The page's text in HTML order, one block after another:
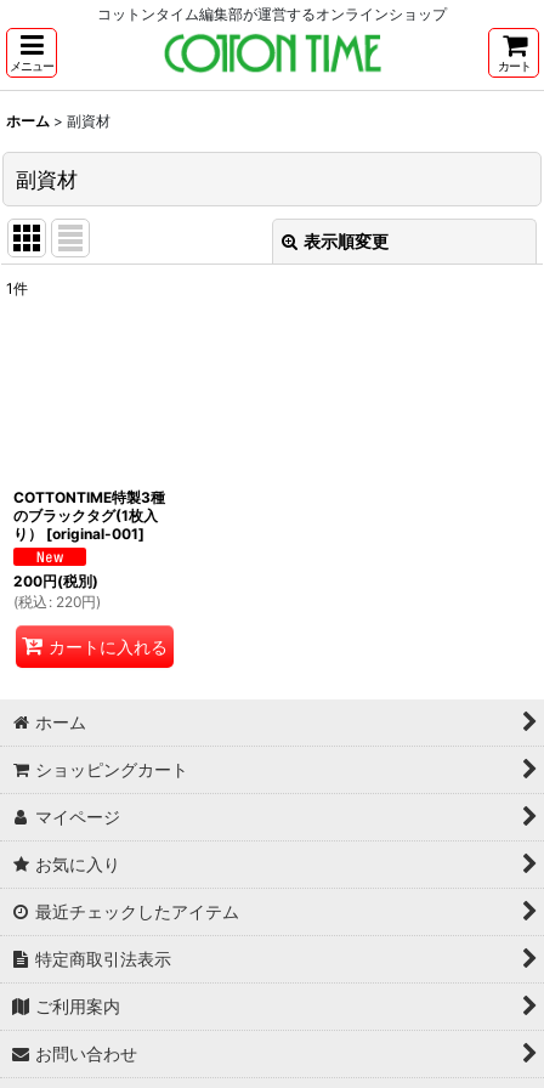
コットンタイム編集部が運営するオンラインショップ
メニュー カート
ホーム > 副資材
副資材
表示順変更
1件
COTTONTIME特製3種
のブラックタグ(1枚入
り）
[original-001]
200円(税別)
(税込 : 220円)
カートに入れる
ホーム
ショッピングカート
マイページ
お気に入り
最近チェックしたアイテム
特定商取引法表示
ご利用案内
お問い合わせ